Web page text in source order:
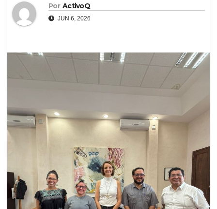
Por ActivoQ
JUN 6, 2026